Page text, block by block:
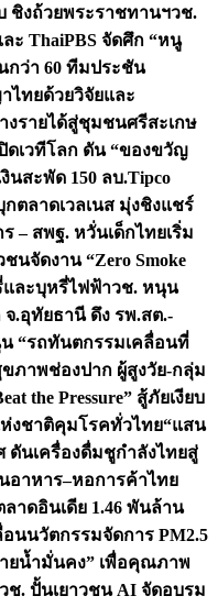
ชิงถ้วยพระราชทานฯวช.
ะ ThaiPBS จัดศึก “หนู
กว่า 60 ทีมประชัน
ทยด้วยวิจัยและ
รายได้สู่ชุมชนศรีสะเกษ
ดเวทีโลก ดัน “ของขวัญ
นสะพัด 150 ลบ.Tipco
กตลาดเวลเนส มุ่งชิงแชร์
– สพฐ. หวั่นเด็กไทยเริ่ม
นจัดงาน “Zero Smoke
และบุหรี่ไฟฟ้าวช. หนุน
จ.อุทัยธานี ดึง รพ.สต.-
“รถทันตกรรมเคลื่อนที่
ขภาพช่องปาก ผู้สูงวัย-กลุ่ม
the Pressure” สู้ภัยเงียบ
ห่งชาติคุมโรคทั่วไทย“แสน
ดันเครื่องดื่มชูกำลังไทยสู่
อาหาร–หอการค้าไทย
ลาดอินเดีย 1.46 พันล้าน
นนวัตกรรมจัดการ PM2.5
ยน้ำมั่นคง” เพื่อคุณภาพ
วช. ปั้นเยาวชน AI จัดอบรม